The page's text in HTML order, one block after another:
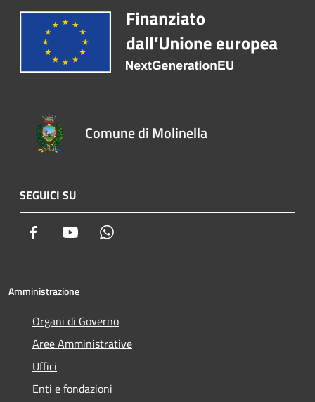
Comune di Molinella
SEGUICI SU
Facebook Youtube
Amministrazione
Organi di Governo
Aree Amministrative
Uffici
Enti e fondazioni